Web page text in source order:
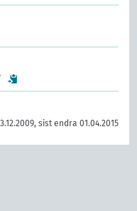
sist endra 01.04.2015